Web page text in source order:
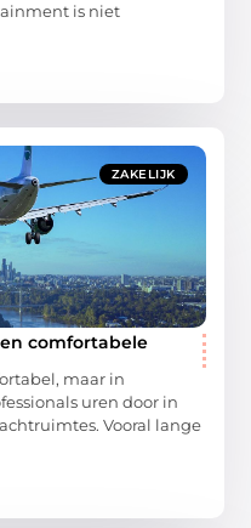
is niet
ZAKELIJK
comfortabele
maar in
uren door in
Vooral lange